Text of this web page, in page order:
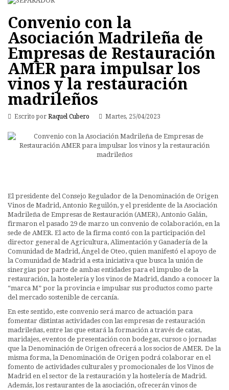
Convenio con la
Asociación Madrileña de
Empresas de Restauración
AMER para impulsar los
vinos y la restauración
madrileños
Escrito por Raquel Cubero Martes, 25/04/2023
El presidente del Consejo Regulador de la Denominación de Origen
Vinos de Madrid, Antonio Reguilón, y el presidente de la Asociación
Madrileña de Empresas de Restauración (AMER), Antonio Galán,
firmaron el pasado 29 de marzo un convenio de colaboración, en la
sede de AMER. El acto de la firma contó con la participación del
director general de Agricultura, Alimentación y Ganadería de la
Comunidad de Madrid, Ángel de Oteo, quien manifestó el apoyo de
la Comunidad de Madrid a esta iniciativa que busca la unión de
sinergias por parte de ambas entidades para el impulso de la
restauración, la hostelería y los vinos de Madrid, dando a conocer la
“marca M” por la provincia e impulsar sus productos como parte
del mercado sostenible de cercanía.
En este sentido, este convenio será marco de actuación para
fomentar distintas actividades con las empresas de restauración
madrileñas, entre las que estará la formación a través de catas,
maridajes, eventos de presentación con bodegas, cursos o jornadas
que la Denominación de Origen ofrecerá a los socios de AMER. De la
misma forma, la Denominación de Origen podrá colaborar en el
fomento de actividades culturales y promocionales de los Vinos de
Madrid en el sector de la restauración y la hostelería de Madrid.
Además, los restaurantes de la asociación, ofrecerán vinos de